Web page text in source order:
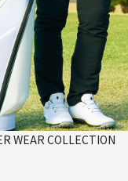
WEAR COLLECTION